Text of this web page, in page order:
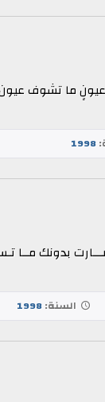
عيونٍ ما تشوف
1998
بدونك
السنة:1998